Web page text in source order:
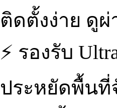
ติดตั้งง่าย ดู
⚡ รองรับ
ประหยัดพื้นที่